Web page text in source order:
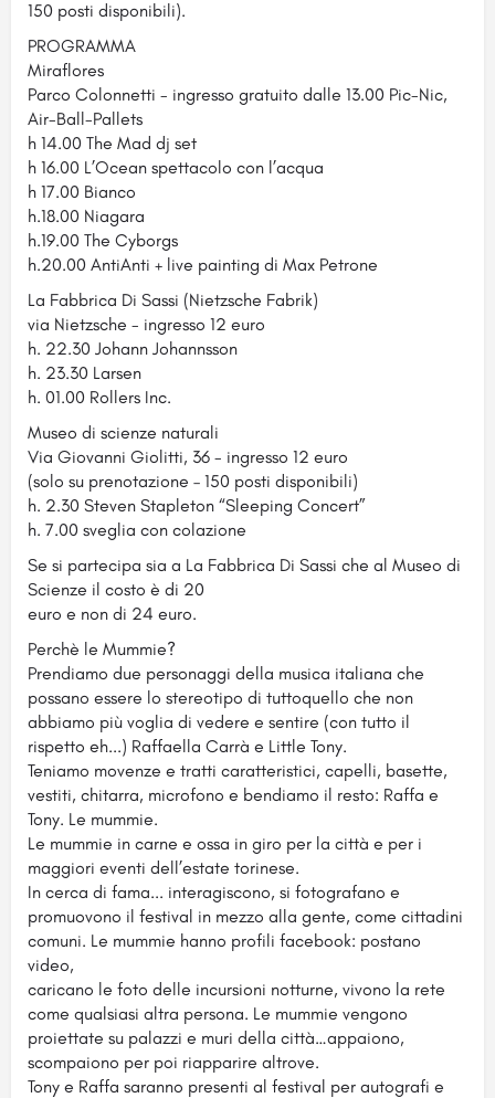
150 posti disponibili).
PROGRAMMA
Miraflores
Parco Colonnetti - ingresso gratuito dalle 13.00 Pic-Nic,
Air-Ball-Pallets
h 14.00 The Mad dj set
h 16.00 L’Ocean spettacolo con l’acqua
h 17.00 Bianco
h.18.00 Niagara
h.19.00 The Cyborgs
h.20.00 AntiAnti + live painting di Max Petrone
La Fabbrica Di Sassi (Nietzsche Fabrik)
via Nietzsche - ingresso 12 euro
h. 22.30 Johann Johannsson
h. 23.30 Larsen
h. 01.00 Rollers Inc.
Museo di scienze naturali
Via Giovanni Giolitti, 36 - ingresso 12 euro
(solo su prenotazione – 150 posti disponibili)
h. 2.30 Steven Stapleton “Sleeping Concert”
h. 7.00 sveglia con colazione
Se si partecipa sia a La Fabbrica Di Sassi che al Museo di
Scienze il costo è di 20
euro e non di 24 euro.
Perchè le Mummie?
Prendiamo due personaggi della musica italiana che
possano essere lo stereotipo di tuttoquello che non
abbiamo più voglia di vedere e sentire (con tutto il
rispetto eh...) Raffaella Carrà e Little Tony.
Teniamo movenze e tratti caratteristici, capelli, basette,
vestiti, chitarra, microfono e bendiamo il resto: Raffa e
Tony. Le mummie.
Le mummie in carne e ossa in giro per la città e per i
maggiori eventi dell’estate torinese.
In cerca di fama... interagiscono, si fotografano e
promuovono il festival in mezzo alla gente, come cittadini
comuni. Le mummie hanno profili facebook: postano
video,
caricano le foto delle incursioni notturne, vivono la rete
come qualsiasi altra persona. Le mummie vengono
proiettate su palazzi e muri della città…appaiono,
scompaiono per poi riapparire altrove.
Tony e Raffa saranno presenti al festival per autografi e